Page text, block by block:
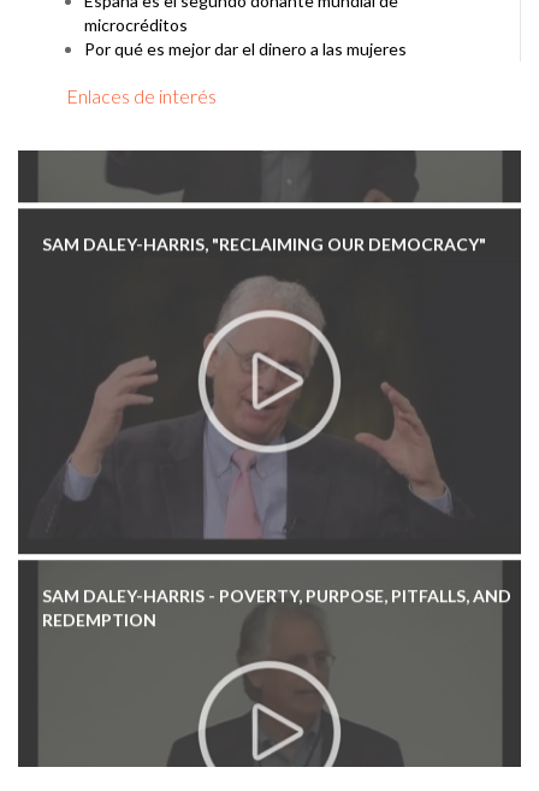
microcréditos
Por qué es mejor dar el dinero a las mujeres
Enlaces de interés
SAM DALEY-HARRIS, "RECLAIMING OUR DEMOCRACY"
SAM DALEY-HARRIS - POVERTY, PURPOSE, PITFALLS, AND
REDEMPTION